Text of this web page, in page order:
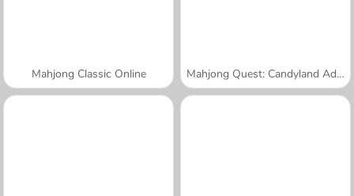
Mahjong Classic Online Mahjong Quest: Candyland Adventures